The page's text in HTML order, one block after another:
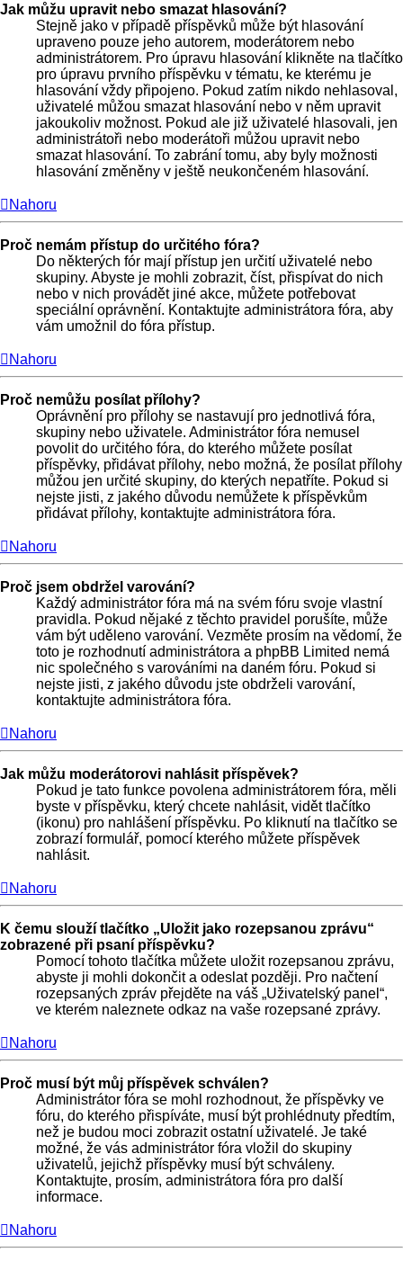
Jak můžu upravit nebo smazat hlasování?
Stejně jako v případě příspěvků může být hlasování
upraveno pouze jeho autorem, moderátorem nebo
administrátorem. Pro úpravu hlasování klikněte na tlačítko
pro úpravu prvního příspěvku v tématu, ke kterému je
hlasování vždy připojeno. Pokud zatím nikdo nehlasoval,
uživatelé můžou smazat hlasování nebo v něm upravit
jakoukoliv možnost. Pokud ale již uživatelé hlasovali, jen
administrátoři nebo moderátoři můžou upravit nebo
smazat hlasování. To zabrání tomu, aby byly možnosti
hlasování změněny v ještě neukončeném hlasování.
Nahoru
Proč nemám přístup do určitého fóra?
Do některých fór mají přístup jen určití uživatelé nebo
skupiny. Abyste je mohli zobrazit, číst, přispívat do nich
nebo v nich provádět jiné akce, můžete potřebovat
speciální oprávnění. Kontaktujte administrátora fóra, aby
vám umožnil do fóra přístup.
Nahoru
Proč nemůžu posílat přílohy?
Oprávnění pro přílohy se nastavují pro jednotlivá fóra,
skupiny nebo uživatele. Administrátor fóra nemusel
povolit do určitého fóra, do kterého můžete posílat
příspěvky, přidávat přílohy, nebo možná, že posílat přílohy
můžou jen určité skupiny, do kterých nepatříte. Pokud si
nejste jisti, z jakého důvodu nemůžete k příspěvkům
přidávat přílohy, kontaktujte administrátora fóra.
Nahoru
Proč jsem obdržel varování?
Každý administrátor fóra má na svém fóru svoje vlastní
pravidla. Pokud nějaké z těchto pravidel porušíte, může
vám být uděleno varování. Vezměte prosím na vědomí, že
toto je rozhodnutí administrátora a phpBB Limited nemá
nic společného s varováními na daném fóru. Pokud si
nejste jisti, z jakého důvodu jste obdrželi varování,
kontaktujte administrátora fóra.
Nahoru
Jak můžu moderátorovi nahlásit příspěvek?
Pokud je tato funkce povolena administrátorem fóra, měli
byste v příspěvku, který chcete nahlásit, vidět tlačítko
(ikonu) pro nahlášení příspěvku. Po kliknutí na tlačítko se
zobrazí formulář, pomocí kterého můžete příspěvek
nahlásit.
Nahoru
K čemu slouží tlačítko „Uložit jako rozepsanou zprávu“
zobrazené při psaní příspěvku?
Pomocí tohoto tlačítka můžete uložit rozepsanou zprávu,
abyste ji mohli dokončit a odeslat později. Pro načtení
rozepsaných zpráv přejděte na váš „Uživatelský panel“,
ve kterém naleznete odkaz na vaše rozepsané zprávy.
Nahoru
Proč musí být můj příspěvek schválen?
Administrátor fóra se mohl rozhodnout, že příspěvky ve
fóru, do kterého přispíváte, musí být prohlédnuty předtím,
než je budou moci zobrazit ostatní uživatelé. Je také
možné, že vás administrátor fóra vložil do skupiny
uživatelů, jejichž příspěvky musí být schváleny.
Kontaktujte, prosím, administrátora fóra pro další
informace.
Nahoru